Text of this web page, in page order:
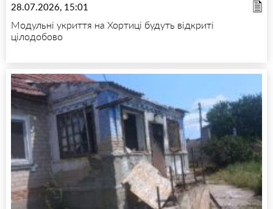
28.07.2026, 15:01
Модульні укриття на Хортиці будуть відкриті
цілодобово